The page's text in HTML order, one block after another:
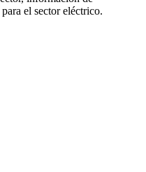
el sector eléctrico.